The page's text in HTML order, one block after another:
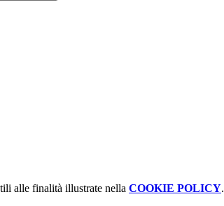
alle finalità illustrate nella COOKIE POLICY.